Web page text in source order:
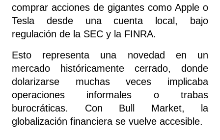
comprar acciones de gigantes como Apple o
Tesla desde una cuenta local, bajo
regulación de la SEC y la FINRA.
Esto representa una novedad en un
mercado históricamente cerrado, donde
dolarizarse muchas veces implicaba
operaciones informales o trabas
burocráticas. Con Bull Market, la
globalización financiera se vuelve accesible.